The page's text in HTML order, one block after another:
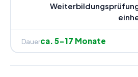
Dauerca. 5-17 Monate